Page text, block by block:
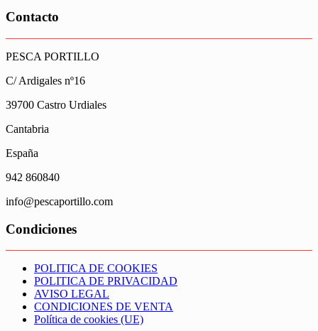
Contacto
PESCA PORTILLO
C/ Ardigales nº16
39700 Castro Urdiales
Cantabria
España
942 860840
info@pescaportillo.com
Condiciones
POLITICA DE COOKIES
POLITICA DE PRIVACIDAD
AVISO LEGAL
CONDICIONES DE VENTA
Política de cookies (UE)